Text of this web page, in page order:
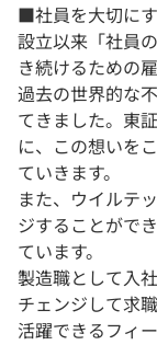
■社員を大切にす
設立以来「社員
き続けるための
過去の世界的な
てきました。東
に、この想いを
ていきます。
また、ウイルテ
ジすることがで
ています。
製造職として入
チェンジして求
活躍できるフィ